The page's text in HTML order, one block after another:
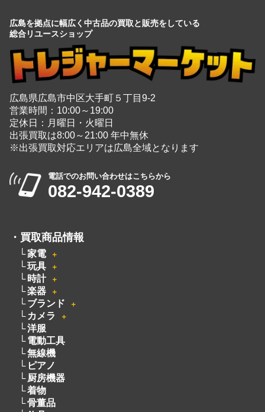
広島を拠点に幅広く中古品の買取と販売をしている
総合リユースショップ
定休日：月曜日・火曜日
出張買取は8:00～21:00 年中無休
※出張買取対応エリアは広島全域となります
電話でのお問い合わせはこちらから
082-942-0389
買取商品情報
家電 ＋
玩具 ＋
時計
楽器 ＋